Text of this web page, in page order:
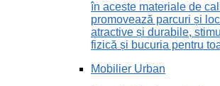
în aceste materiale de
promovează parcuri și
atractive și durabile,
fizică și bucuria pentru
Mobilier Urban